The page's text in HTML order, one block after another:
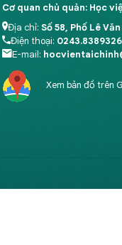
Cơ quan chủ quản: Học
Địa chỉ:Số 58, Phố Lê
Điện thoại: 0243.8389326
E-mail:
Xem bản đồ trên